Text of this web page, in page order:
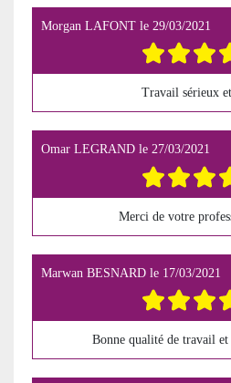
Morgan LAFONT le 29/03/2021
Travail sérieux
Omar LEGRAND le 27/03/2021
Merci de votre
Marwan BESNARD le 17/03/2021
Bonne qualité de travail et